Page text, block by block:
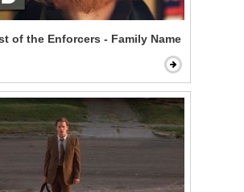
of the Enforcers - Family Name